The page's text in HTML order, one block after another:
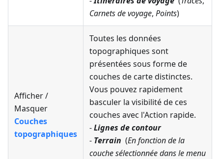
Carnets de voyage, Points)
Afficher /
Masquer
Couches
topographiques
Toutes les données
topographiques sont
présentées sous forme de
couches de carte distinctes.
Vous pouvez rapidement
basculer la visibilité de ces
couches avec l'Action rapide.
-Lignes de contour
- Terrain (En fonction de la
couche sélectionnée dans le menu